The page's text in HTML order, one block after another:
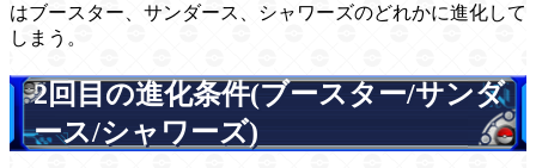
はブースター、サンダース、シャワーズのどれかに進化して
しまう。
2回目の進化条件(ブースター/サンダ
ース/シャワーズ)